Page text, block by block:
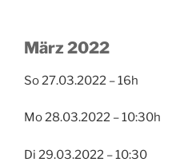
März 2022
So 27.03.2022 – 16h
Mo 28.03.2022 – 10:30h
Di 29.03.2022 – 10:30